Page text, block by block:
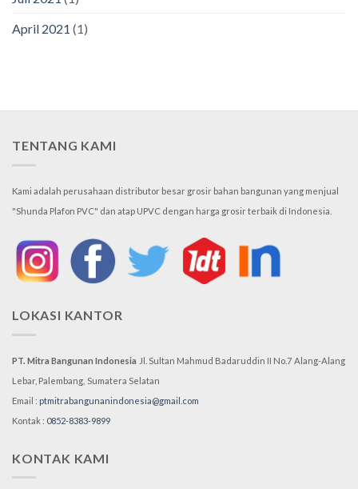
April 2021 (1)
TENTANG KAMI
Kami adalah perusahaan distributor besar grosir bahan bangunan yang menjual
"Shunda Plafon PVC" dan atap UPVC dengan harga grosir terbaik di Indonesia.
LOKASI KANTOR
PT. Mitra Bangunan Indonesia Jl. Sultan Mahmud Badaruddin II No.7 Alang-Alang
Lebar, Palembang, Sumatera Selatan
Email : ptmitrabangunanindonesia@gmail.com
Kontak : 0852-8383-9899
KONTAK KAMI